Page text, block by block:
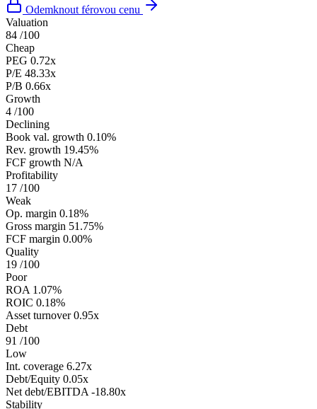
Odemknout férovou cenu
Valuation
84 /100
Cheap
PEG 0.72x
P/E 48.33x
P/B 0.66x
Growth
4 /100
Declining
Book val. growth 0.10%
Rev. growth 19.45%
FCF growth N/A
Profitability
17 /100
Weak
Op. margin 0.18%
Gross margin 51.75%
FCF margin 0.00%
Quality
19 /100
Poor
ROA 1.07%
ROIC 0.18%
Asset turnover 0.95x
Debt
91 /100
Low
Int. coverage 6.27x
Debt/Equity 0.05x
Net debt/EBITDA -18.80x
Stability